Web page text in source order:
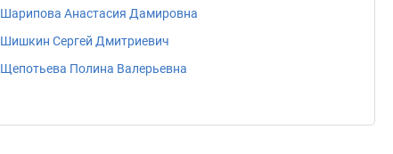
Шарипова Анастасия Дамировна
Шишкин Сергей Дмитриевич
Щепотьева Полина Валерьевна